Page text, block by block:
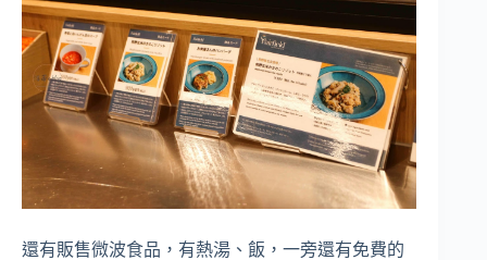
還有販售微波食品，有熱湯、飯，一旁還有免費的